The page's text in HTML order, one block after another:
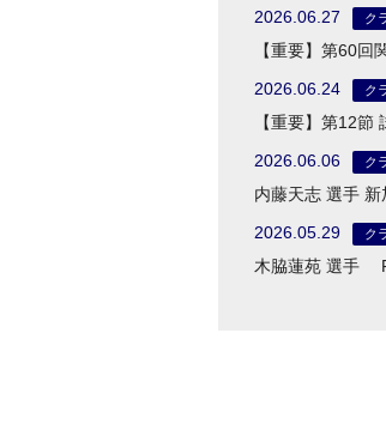
2026.06.27
ク
【重要】第60
2026.06.24
ク
【重要】第12節
2026.06.06
ク
内藤天志 選手
2026.05.29
ク
木脇蓮苑 選手